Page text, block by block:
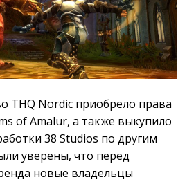
THQ Nordic приобрело права
of Amalur, а также выкупило
38 Studios по другим
уверены, что перед
новые владельцы